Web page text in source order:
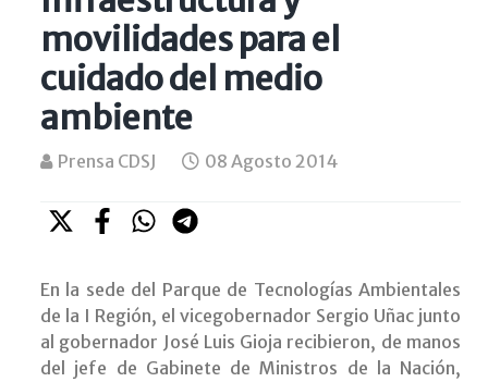
movilidades para el
cuidado del medio
ambiente
Prensa CDSJ 08 Agosto 2014
En la sede del Parque de Tecnologías Ambientales
de la I Región, el vicegobernador Sergio Uñac junto
al gobernador José Luis Gioja recibieron, de manos
del jefe de Gabinete de Ministros de la Nación,